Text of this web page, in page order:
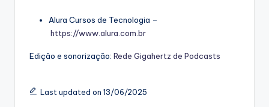
Alura Cursos de Tecnologia –
⁠⁠https://www.alura.com.br⁠⁠
Edição e sonorização: ⁠⁠Rede Gigahertz de Podcasts⁠⁠
Last updated on 13/06/2025